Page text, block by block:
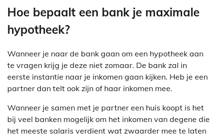
Hoe bepaalt een bank je maximale
hypotheek?
Wanneer je naar de bank gaan om een hypotheek aan
te vragen krijg je deze niet zomaar. De bank zal in
eerste instantie naar je inkomen gaan kijken. Heb je een
partner dan telt ook zijn of haar inkomen mee.
Wanneer je samen met je partner een huis koopt is het
bij veel banken mogelijk om het inkomen van degene die
het meeste salaris verdient wat zwaarder mee te laten